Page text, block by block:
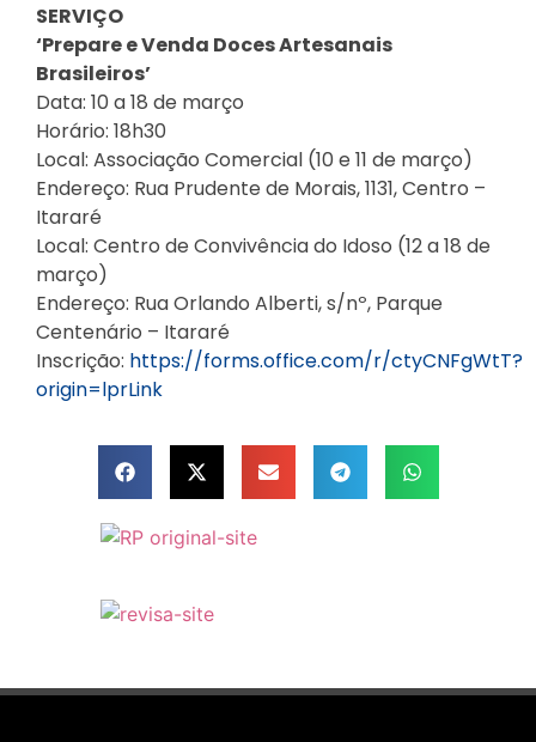
SERVIÇO
‘Prepare e Venda Doces Artesanais
Brasileiros’
Data: 10 a 18 de março
Horário: 18h30
Local: Associação Comercial (10 e 11 de março)
Endereço: Rua Prudente de Morais, 1131, Centro –
Itararé
Local: Centro de Convivência do Idoso (12 a 18 de
março)
Endereço: Rua Orlando Alberti, s/nº, Parque
Centenário – Itararé
Inscrição: https://forms.office.com/r/ctyCNFgWtT?
origin=lprLink